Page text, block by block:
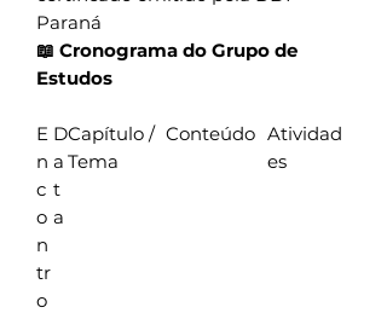
Paraná
📖 Cronograma do Grupo de
Estudos
E
n
c
o
n
tr
o
D
a
t
a
Capítulo /
Tema
Conteúdo Atividad
es